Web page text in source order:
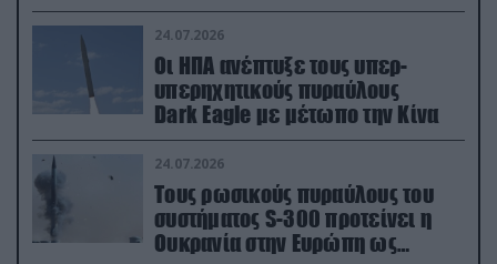
24.07.2026
Οι ΗΠΑ ανέπτυξε τους υπερ-
υπερηχητικούς πυραύλους
Dark Eagle με μέτωπο την Κίνα
24.07.2026
Τους ρωσικούς πυραύλους του
συστήματος S-300 προτείνει η
Ουκρανία στην Ευρώπη ως